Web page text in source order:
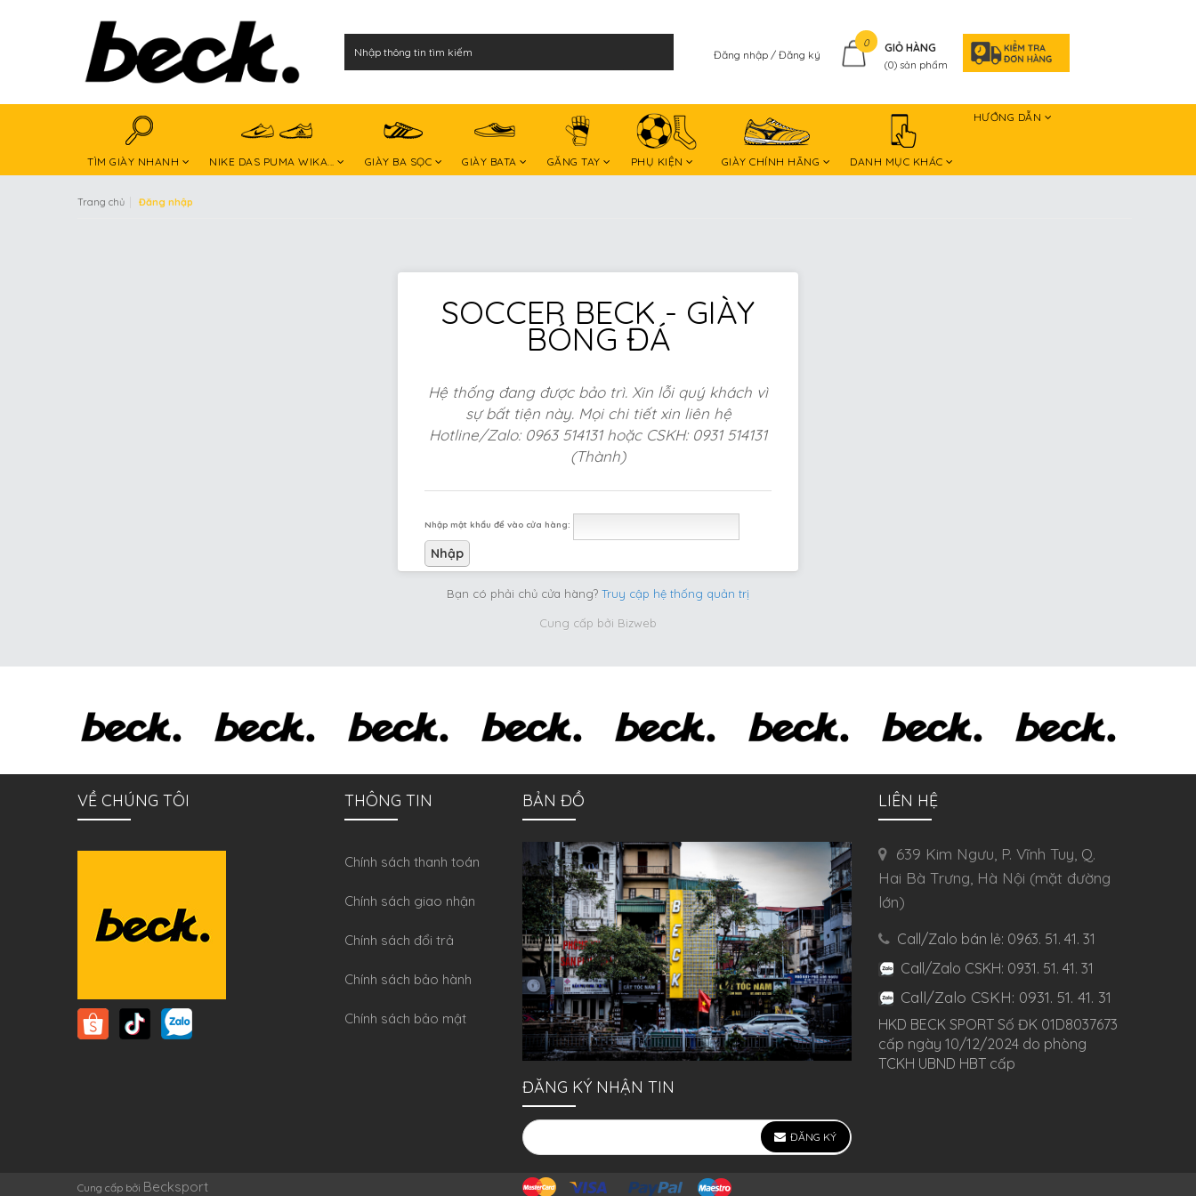
Đăng nhập Đăng ký
0 GIỎ HÀNG
(0) sản phẩm
TÌM GIÀY NHANH NIKE DAS PUMA WIKA... GIÀY BA SỌC GIÀY BATA GĂNG TAY PHỤ KIỆN GIÀY CHÍNH HÃNG DANH MỤC KHÁC
HƯỚNG DẪN
Trang chủ Đăng nhập
SOCCER BECK - GIÀY
BÓNG ĐÁ
Hệ thống đang được bảo trì. Xin lỗi quý khách vì
sự bất tiện này. Mọi chi tiết xin liên hệ
Hotline/Zalo: 0963 514131 hoặc CSKH: 0931 514131
(Thành)
Nhập mật khẩu để vào cửa hàng:
Bạn có phải chủ cửa hàng? Truy cập hệ thống quản trị
Cung cấp bởi Bizweb
VỀ CHÚNG TÔI THÔNG TIN
Chính sách thanh toán
Chính sách giao nhận
Chính sách đổi trả
Chính sách bảo hành
Chính sách bảo mật
BẢN ĐỒ
ĐĂNG KÝ NHẬN TIN
ĐĂNG KÝ
LIÊN HỆ
639 Kim Ngưu, P. Vĩnh Tuy, Q.
Hai Bà Trưng, Hà Nội (mặt đường
lớn)
Call/Zalo bán lẻ: 0963. 51. 41. 31
Call/Zalo CSKH: 0931. 51. 41. 31
Call/Zalo CSKH: 0931. 51. 41. 31
HKD BECK SPORT Số ĐK 01D8037673
cấp ngày 10/12/2024 do phòng
TCKH UBND HBT cấp
Cung cấp bởi Becksport